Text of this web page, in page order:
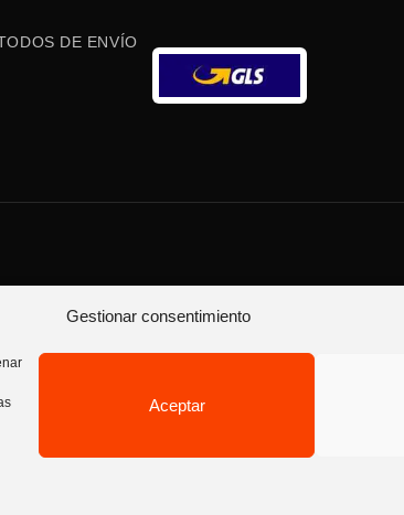
Gestionar consentimiento
Aceptar
DE ENVÍO